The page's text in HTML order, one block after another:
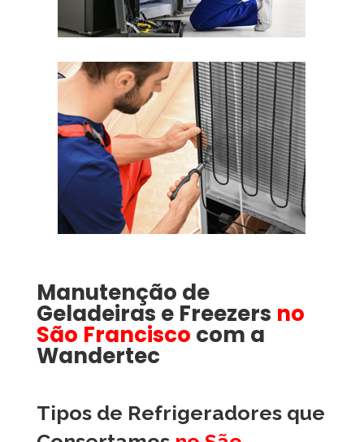
Manutenção de
Geladeiras e Freezers no
São Francisco com a
Wandertec
Tipos de Refrigeradores que